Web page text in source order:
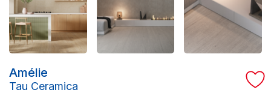
Amélie
Tau Ceramica